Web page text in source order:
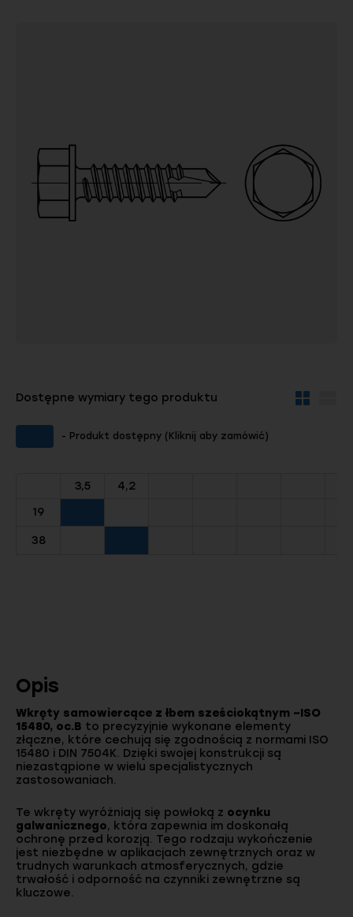
Dostępne wymiary tego produktu
Widok
- Produkt dostępny (Kliknij aby zamówić)
3,5
4,2
19
38
Opis
Wkręty samowiercące z łbem sześciokątnym ~ISO
15480, oc.B to precyzyjnie wykonane elementy
złączne, które cechują się zgodnością z normami ISO
15480 i DIN 7504K. Dzięki swojej konstrukcji są
niezastąpione w wielu specjalistycznych
zastosowaniach.
Te wkręty wyróżniają się powłoką z ocynku
galwanicznego, która zapewnia im doskonałą
ochronę przed korozją. Tego rodzaju wykończenie
jest niezbędne w aplikacjach zewnętrznych oraz w
trudnych warunkach atmosferycznych, gdzie
trwałość i odporność na czynniki zewnętrzne są
kluczowe.